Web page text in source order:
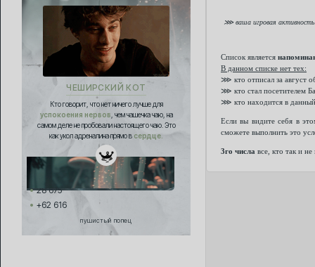
ЧЕШИРСКИЙ КОТ
Кто говорит, что нет ничего лучше для
успокоения нервов , чем чашечка чаю, на
самом деле не пробовали настоящего чаю. Это
как укол адреналина прямо в сердце.
28 675
+62 616
пушистый попец
⋙ ваша игровая активность
Список является
В данном списке нет тех:
⋙ кто отписал за август
⋙ кто стал посетителем
⋙ кто находится в данный
Если вы видите себя в
сможете выполнить это
3го числа все, кто так и